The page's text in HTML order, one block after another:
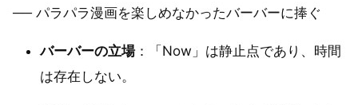
── パラパラ漫画を楽しめなかったバーバーに捧ぐ
バーバーの立場：「Now」は静止点であり、時間
は存在しない。